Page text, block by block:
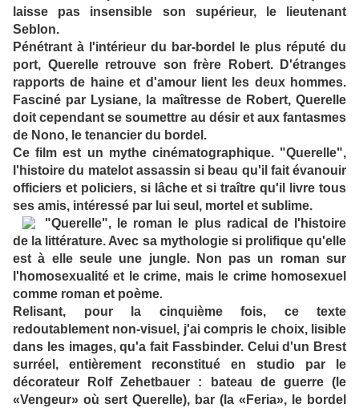
laisse pas insensible son supérieur, le lieutenant
Seblon.
Pénétrant à l'intérieur du bar-bordel le plus réputé du
port, Querelle retrouve son frère Robert. D'étranges
rapports de haine et d'amour lient les deux hommes.
Fasciné par Lysiane, la maîtresse de Robert, Querelle
doit cependant se soumettre au désir et aux fantasmes
de Nono, le tenancier du bordel.
Ce film est un mythe cinématographique. "Querelle",
l'histoire du matelot assassin si beau qu'il fait évanouir
officiers et policiers, si lâche et si traître qu'il livre tous
ses amis, intéressé par lui seul, mortel et sublime.
"Querelle", le roman le plus radical de l'histoire
de la littérature. Avec sa mythologie si prolifique qu'elle
est à elle seule une jungle. Non pas un roman sur
l'homosexualité et le crime, mais le crime homosexuel
comme roman et poème.
Relisant, pour la cinquième fois, ce texte
redoutablement non-visuel, j'ai compris le choix, lisible
dans les images, qu'a fait Fassbinder. Celui d'un Brest
surréel, entièrement reconstitué en studio par le
décorateur Rolf Zehetbauer : bateau de guerre (le
«Vengeur» où sert Querelle), bar (la «Feria», le bordel